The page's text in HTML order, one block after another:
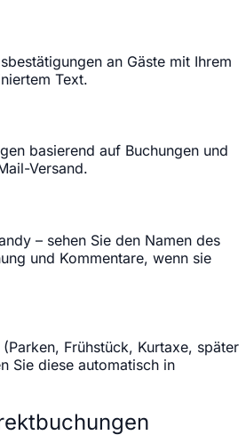
an Gäste mit Ihrem
Text.
basierend auf Buchungen und
Versand.
– sehen Sie den Namen des
und Kommentare, wenn sie
Frühstück, Kurtaxe, später
Sie diese automatisch in